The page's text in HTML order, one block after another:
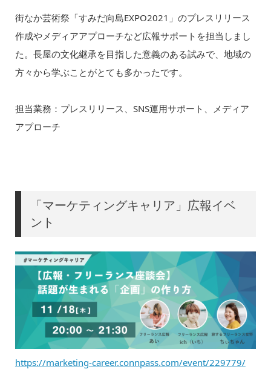
街なか芸術祭「すみだ向島EXPO2021」のプレスリリース
作成やメディアアプローチなど広報サポートを担当しまし
た。長屋の文化継承を目指した意義のある試みで、地域の
方々から学ぶことがとても多かったです。
担当業務：プレスリリース、SNS運用サポート、メディア
アプローチ
「マーケティングキャリア」広報イベ
ント
https://marketing-career.connpass.com/event/229779/